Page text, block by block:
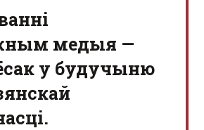
медыя —
у будучыню